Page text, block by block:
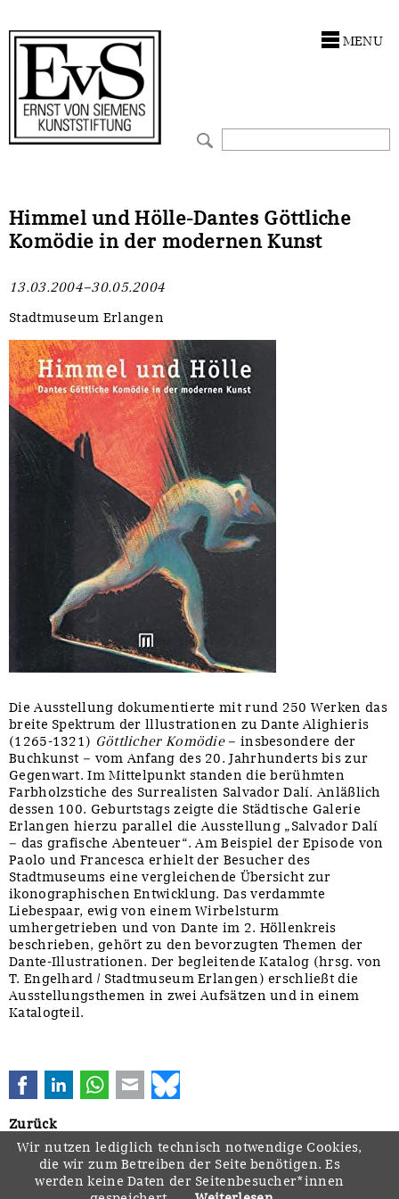
MENU
Himmel und Hölle-Dantes Göttliche
Komödie in der modernen Kunst
13.03.2004–30.05.2004
Stadtmuseum Erlangen
Die Ausstellung dokumentierte mit rund 250 Werken das
breite Spektrum der lllustrationen zu Dante Alighieris
(1265-1321) Göttlicher Komödie– insbesondere der
Buchkunst – vom Anfang des 20. Jahrhunderts bis zur
Gegenwart. Im Mittelpunkt standen die berühmten
Farbholzstiche des Surrealisten Salvador Dalí. Anläßlich
dessen 100. Geburtstags zeigte die Städtische Galerie
Erlangen hierzu parallel die Ausstellung „Salvador Dalí
– das grafische Abenteuer“. Am Beispiel der Episode von
Paolo und Francesca erhielt der Besucher des
Stadtmuseums eine vergleichende Übersicht zur
ikonographischen Entwicklung. Das verdammte
Liebespaar, ewig von einem Wirbelsturm
umhergetrieben und von Dante im 2. Höllenkreis
beschrieben, gehört zu den bevorzugten Themen der
Dante-Illustrationen. Der begleitende Katalog (hrsg. von
T. Engelhard / Stadtmuseum Erlangen) erschließt die
Ausstellungsthemen in zwei Aufsätzen und in einem
Katalogteil.
FacebookLinkedInWhatsApp
E-mail
Zurück
Wir nutzen lediglich technisch notwendige Cookies,
die wir zum Betreiben der Seite benötigen. Es
werden keine Daten der Seitenbesucher*innen
Förderphilosophie
Gremien
Presse und Neuigkeiten
Stellenangebote
Ankauf
Restaurierungen
Werkverzeichnisse
UKRAINE-Förderlinie